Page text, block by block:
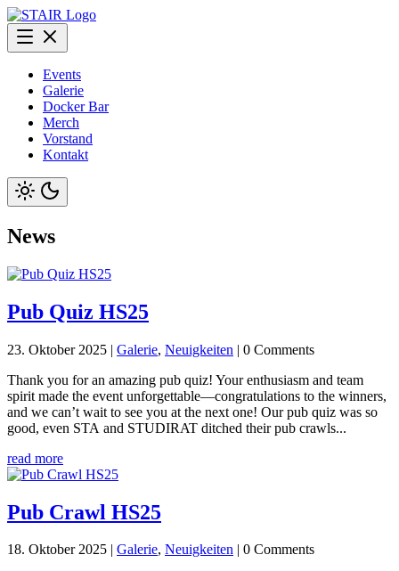
Events
Galerie
Docker Bar
Merch
Vorstand
Kontakt
News
Pub Quiz HS25
23. Oktober 2025 | Galerie, Neuigkeiten | 0 Comments
Thank you for an amazing pub quiz! Your enthusiasm and team
spirit made the event unforgettable—congratulations to the winners,
and we can’t wait to see you at the next one! Our pub quiz was so
good, even STA and STUDIRAT ditched their pub crawls...
read more
Pub Crawl HS25
18. Oktober 2025 | Galerie, Neuigkeiten | 0 Comments